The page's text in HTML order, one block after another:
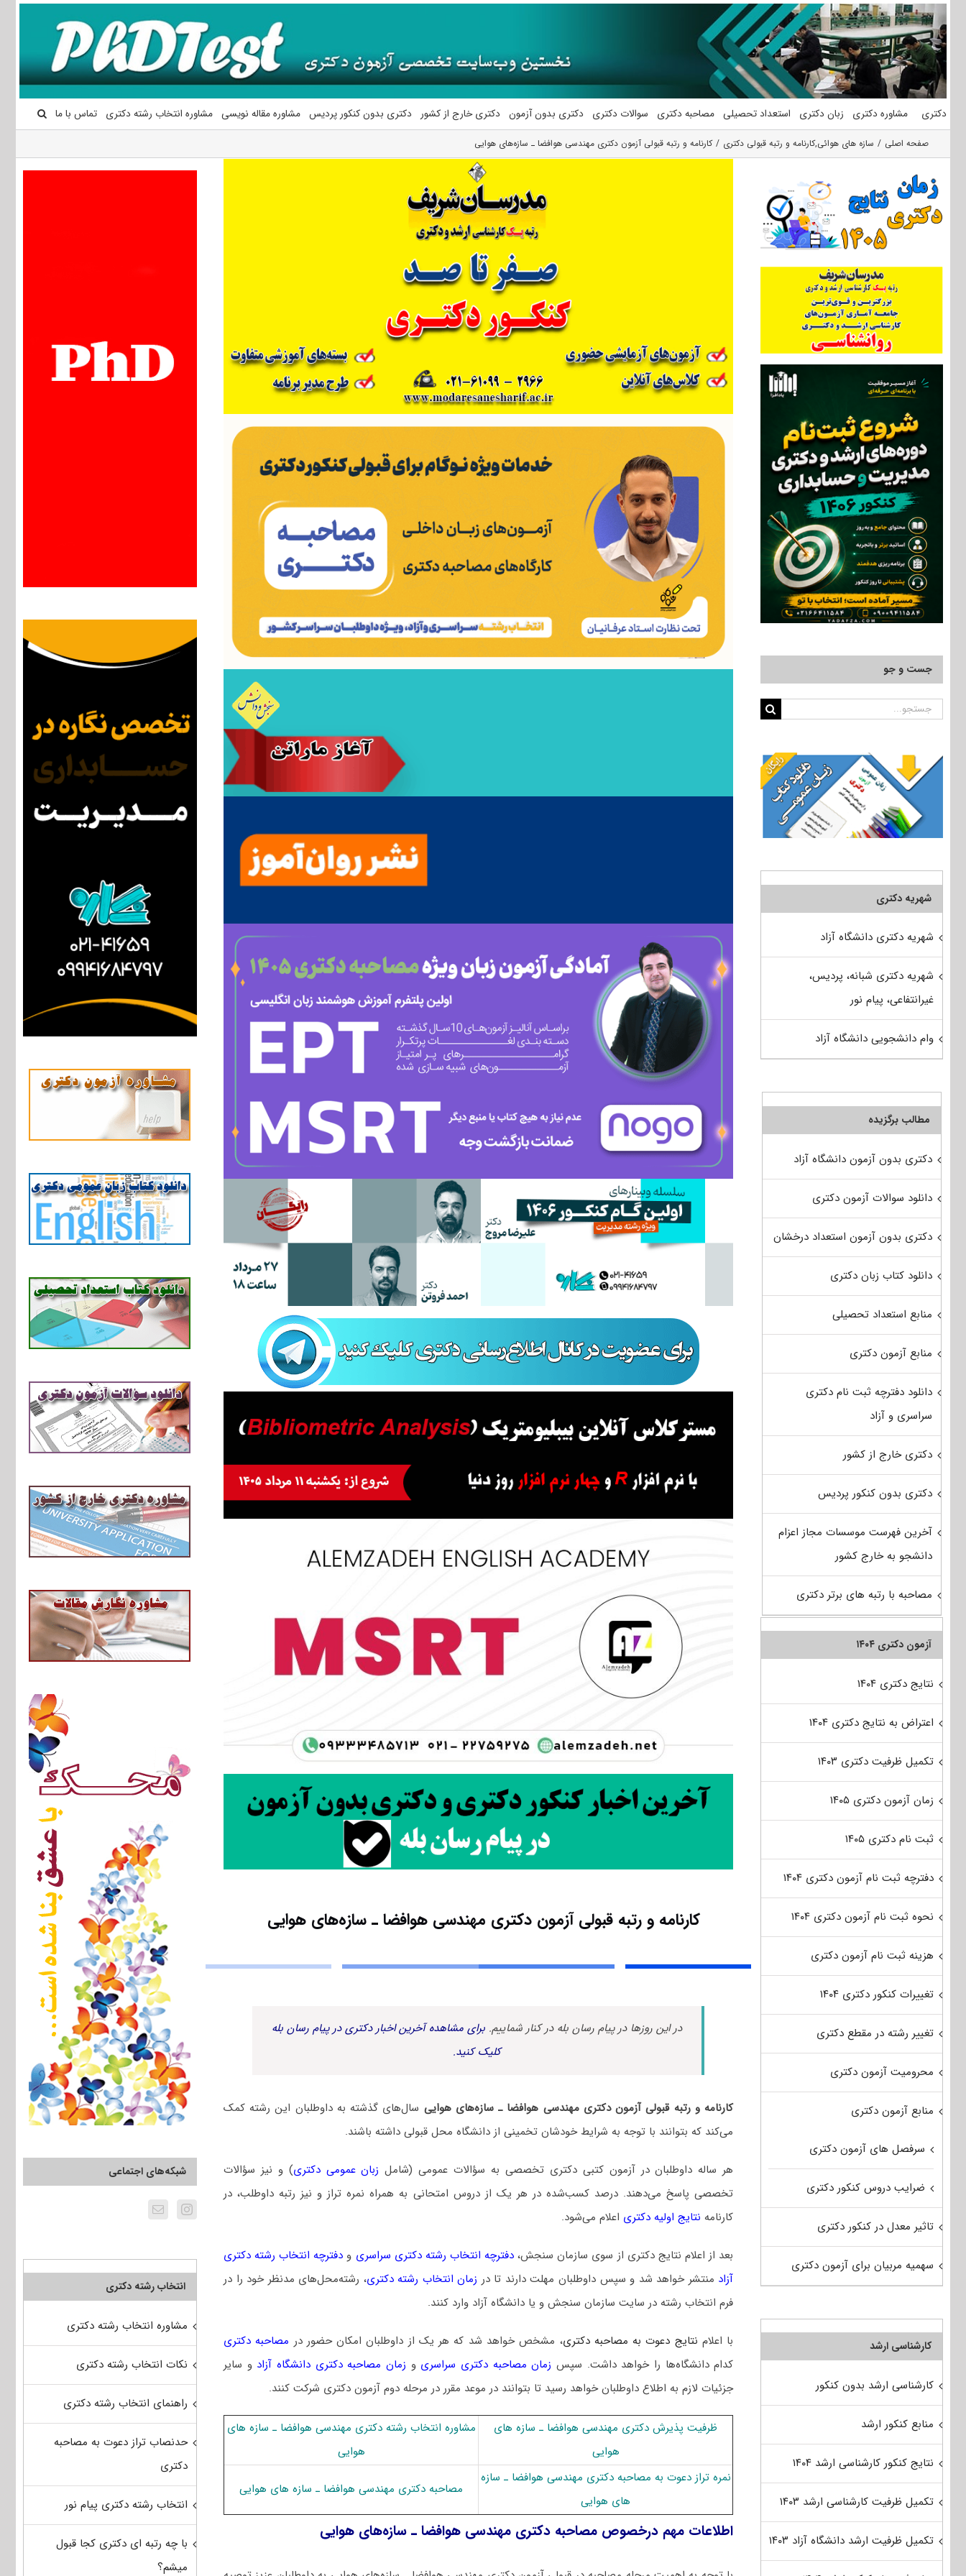
محتوا
دکتری مشاوره دکتری زبان دکتری استعداد تحصیلی مصاحبه دکتری سوالات دکتری دکتری بدون آزمون دکتری خارج از کشور دکتری بدون کنکور پردیس مشاوره مقاله نویسی مشاوره انتخاب رشته دکتری تماس با ما
صفحه اصلی سازه های هوائی,کارنامه و رتبه قبولی دکتری کارنامه و رتبه قبولی آزمون دکتری ﻣﻬﻨﺪسی ﻫﻮاﻓﻀﺎ ـ ﺳﺎزهﻫﺎی هوایی
کارنامه و رتبه قبولی آزمون دکتری ﻣﻬﻨﺪسی ﻫﻮاﻓﻀﺎ ـ ﺳﺎزهﻫﺎی هوایی
در این روزها در پیام رسان بله در کنار شماییم. برای مشاهده آخرین اخبار دکتری در پیام رسان بله
کلیک کنید.
کارنامه و رتبه قبولی آزمون دکتری ﻣﻬﻨﺪسی ﻫﻮاﻓﻀﺎ ـ ﺳﺎزهﻫﺎی هوایی سال‌های گذشته به داوطلبان این رشته کمک
می‌کند که بتوانند با توجه به شرایط خودشان تخمینی از دانشگاه محل قبولی داشته باشند.
هر ساله داوطلبان در آزمون کتبی دکتری تخصصی به سؤالات عمومی (شامل زبان عمومی دکتری) و نیز سؤالات
تخصصی پاسخ می‌دهند. درصد کسب‌شده در هر یک از دروس امتحانی به همراه نمره تراز و نیز رتبه داوطلب، در
کارنامه نتایج اولیه دکتری اعلام می‌شود.
بعد از اعلام نتایج دکتری از سوی سازمان سنجش، دفترچه انتخاب رشته دکتری سراسری و دفترچه انتخاب رشته دکتری
آزاد منتشر خواهد شد و سپس داوطلبان مهلت دارند تا در زمان انتخاب رشته دکتری، رشته‌محل‌های مدنظر خود را در
فرم انتخاب رشته در سایت سازمان سنجش و یا دانشگاه آزاد وارد کنند.
با اعلام نتایج دعوت به مصاحبه دکتری، مشخص خواهد شد که هر یک از داوطلبان امکان حضور در مصاحبه دکتری
کدام دانشگاه‌ها را خواهد داشت. سپس زمان مصاحبه دکتری سراسری و زمان مصاحبه دکتری دانشگاه آزاد و سایر
جزئیات لازم به اطلاع داوطلبان خواهد رسید تا بتوانند در موعد مقرر در مرحله دوم آزمون دکتری شرکت کنند.
ظرفیت پذیرش دکتری ﻣﻬﻨﺪسی ﻫﻮاﻓﻀﺎ ـ ﺳﺎزه ﻫﺎی
هوایی
مشاوره انتخاب رشته دکتری ﻣﻬﻨﺪسی ﻫﻮاﻓﻀﺎ ـ ﺳﺎزه ﻫﺎی
هوایی
نمره تراز دعوت به مصاحبه دکتری ﻣﻬﻨﺪسی ﻫﻮاﻓﻀﺎ ـ ﺳﺎزه
ﻫﺎی هوایی
مصاحبه دکتری ﻣﻬﻨﺪسی ﻫﻮاﻓﻀﺎ ـ ﺳﺎزه ﻫﺎی هوایی
اطلاعات مهم درخصوص مصاحبه دکتری ﻣﻬﻨﺪسی ﻫﻮاﻓﻀﺎ ـ ﺳﺎزهﻫﺎی هوایی
شبکه‌های اجتماعی
انتخاب رشته دکتری
مشاوره انتخاب رشته دکتری
نکات انتخاب رشته دکتری
راهنمای انتخاب رشته دکتری
حدنصاب تراز دعوت به مصاحبه
دکتری
انتخاب رشته دکتری پیام نور
با چه رتبه ای دکتری کجا قبول
میشم؟
جست و جو
جستجو
شهریه دکتری
شهریه دکتری دانشگاه آزاد
شهریه دکتری شبانه، پردیس،
غیرانتفاعی، پیام نور
وام دانشجویی دانشگاه آزاد
مطالب برگزیده
دکتری بدون آزمون دانشگاه آزاد
دانلود سوالات آزمون دکتری
دکتری بدون آزمون استعداد درخشان
دانلود کتاب زبان دکتری
منابع استعداد تحصیلی
منابع آزمون دکتری
دانلود دفترچه ثبت نام دکتری
سراسری و آزاد
دکتری خارج از کشور
دکتری بدون کنکور پردیس
آخرین فهرست موسسات مجاز اعزام
دانشجو به خارج کشور
مصاحبه با رتبه های برتر دکتری
آزمون دکتری ۱۴۰۴
نتایج دکتری ۱۴۰۴
اعتراض به نتایج دکتری ۱۴۰۴
تکمیل ظرفیت دکتری ۱۴۰۳
زمان آزمون دکتری ۱۴۰۵
ثبت نام دکتری ۱۴۰۵
دفترچه ثبت نام آزمون دکتری ۱۴۰۴
نحوه ثبت نام آزمون دکتری ۱۴۰۴
هزینه ثبت نام آزمون دکتری
تغییرات کنکور دکتری ۱۴۰۴
تغییر رشته در مقطع دکتری
محرومیت آزمون دکتری
منابع آزمون دکتری
سرفصل های آزمون دکتری
ضرایب دروس کنکور دکتری
تاثیر معدل در کنکور دکتری
سهمیه مربیان برای آزمون دکتری
کارشناسی ارشد
کارشناسی ارشد بدون کنکور
منابع کنکور ارشد
نتایج کنکور کارشناسی ارشد ۱۴۰۴
تکمیل ظرفیت کارشناسی ارشد ۱۴۰۳
تکمیل ظرفیت ارشد دانشگاه آزاد ۱۴۰۳